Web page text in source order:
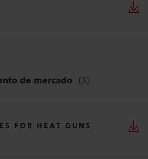
de mercado (3)
FOR HEAT GUNS